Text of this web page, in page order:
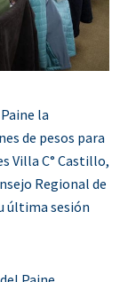
la
de pesos para
Villa C° Castillo,
Regional de
última sesión